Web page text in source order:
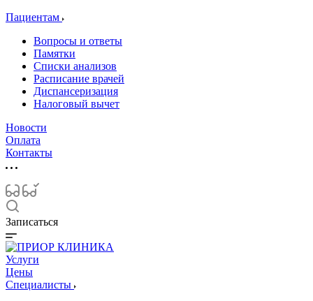
Пациентам
Вопросы и ответы
Памятки
Списки анализов
Расписание врачей
Диспансеризация
Налоговый вычет
Новости
Оплата
Контакты
Записаться
Услуги
Цены
Специалисты